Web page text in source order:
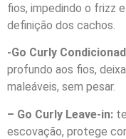
fios, impedindo o frizz
definição dos cachos.
-Go Curly
profundo aos fios,
maleáveis, sem pesar.
– Go Curly Leave-in:
escovação, protege